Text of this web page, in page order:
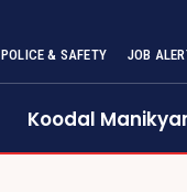
POLICE & SAFETY JOB
Koodal